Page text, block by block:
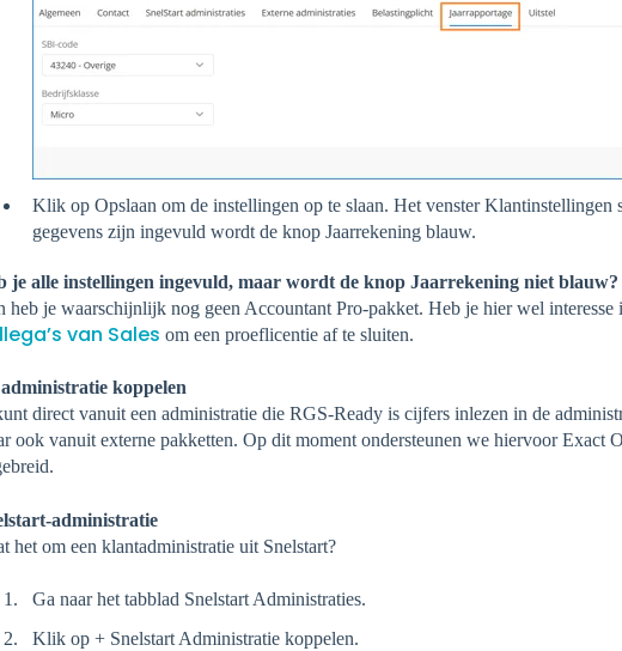
Klik op Opslaan om de instellingen op te slaan. Het venster Klantinstellingen
gegevens zijn ingevuld wordt de knop Jaarrekening blauw.
je alle instellingen ingevuld, maar wordt de knop Jaarrekening niet blauw?
heb je waarschijnlijk nog geen Accountant Pro-pakket. Heb je hier wel interesse
van Sales om een proeflicentie af te sluiten.
koppelen
direct vanuit een administratie die RGS-Ready is cijfers inlezen in de
ook vanuit externe pakketten. Op dit moment ondersteunen we hiervoor
administratie
het om een klantadministratie uit Snelstart?
Ga naar het tabblad Snelstart Administraties.
Klik op + Snelstart Administratie koppelen.